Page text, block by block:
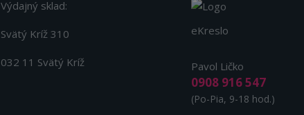
Výdajný sklad:
Svätý Kríž 310
032 11 Svätý Kríž
eKreslo
Pavol Ličko
0908 916 547
(Po-Pia, 9-18 hod.)